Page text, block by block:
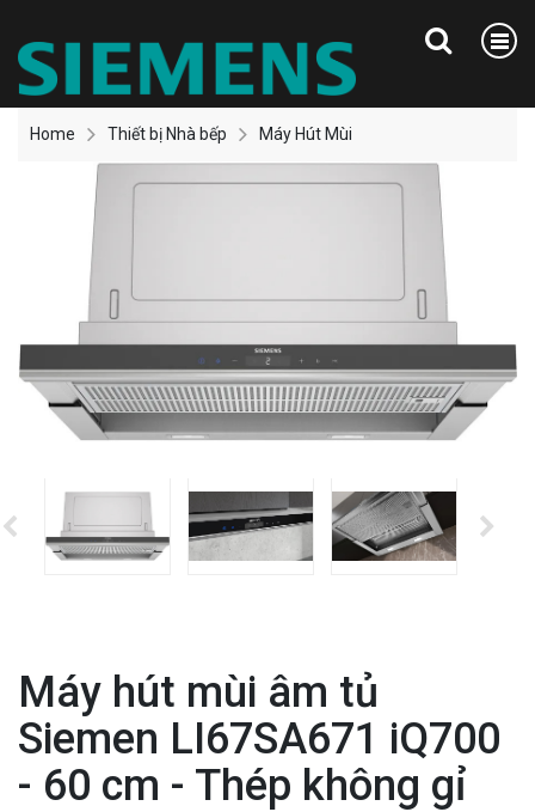
Home Thiết bị Nhà bếp Máy Hút Mùi
Máy hút mùi âm tủ
Siemen LI67SA671 iQ700
- 60 cm - Thép không gỉ